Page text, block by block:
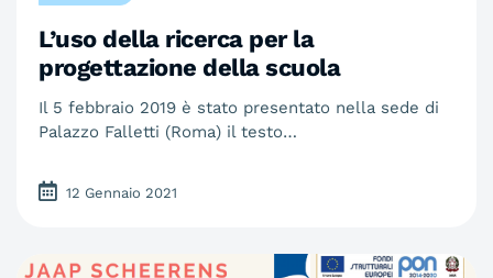
L’uso della ricerca per la
progettazione della scuola
Il 5 febbraio 2019 è stato presentato nella sede di
Palazzo Falletti (Roma) il testo…
12 Gennaio 2021